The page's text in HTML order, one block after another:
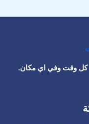
كل وقت وفي اي مكان.